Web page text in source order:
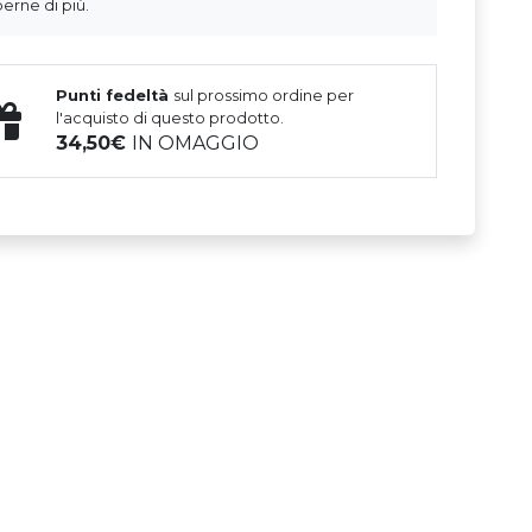
di più.
Punti fedeltà sul prossimo ordine per
l'acquisto di questo prodotto.
34,50 IN OMAGGIO